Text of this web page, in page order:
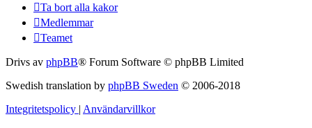
Ta bort alla kakor
Medlemmar
Teamet
Drivs av phpBB® Forum Software © phpBB Limited
Swedish translation by phpBB Sweden © 2006-2018
Integritetspolicy Användarvillkor